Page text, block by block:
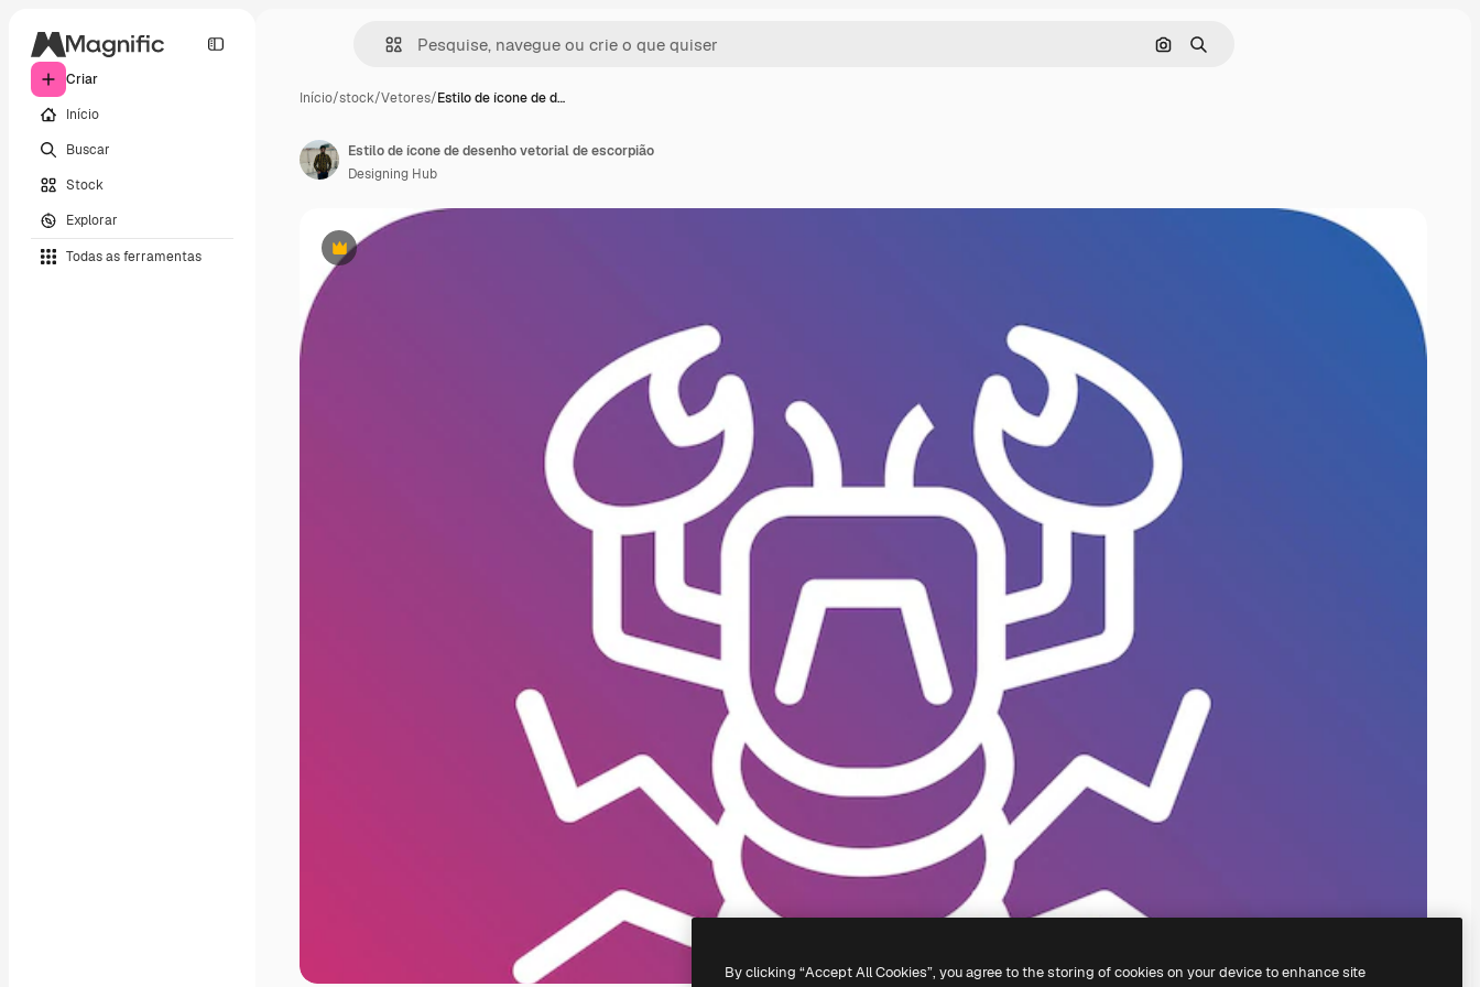
Criar
Início
Buscar
Stock
Explorar
Todas as ferramentas
Pesquisar por imagem
Buscar
Início/stock/Vetores/Estilo de ícone de d…
Premium
Estilo de ícone de desenho vetorial de escorpião
Designing Hub
By clicking “Accept All Cookies”, you agree to the storing of cookies on your device to enhance site